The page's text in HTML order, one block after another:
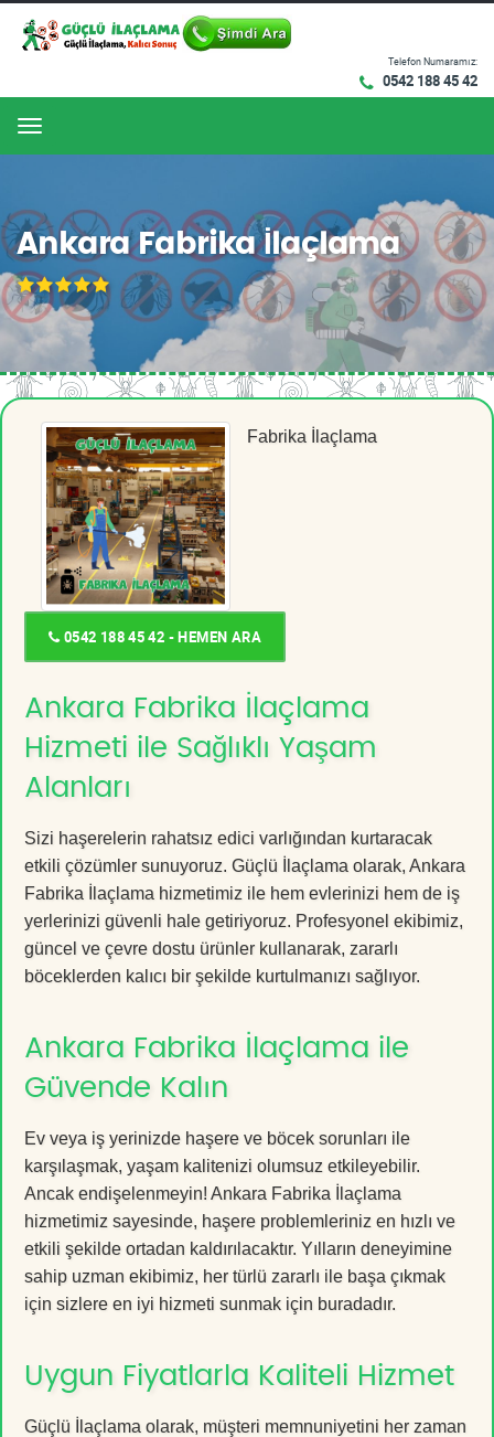
Telefon Numaramız:
0542 188 45 42
Menu
Ankara Fabrika İlaçlama
Fabrika İlaçlama
0542 188 45 42 - HEMEN ARA
Ankara Fabrika İlaçlama
Hizmeti ile Sağlıklı Yaşam
Alanları
Sizi haşerelerin rahatsız edici varlığından kurtaracak
etkili çözümler sunuyoruz. Güçlü İlaçlama olarak, Ankara
Fabrika İlaçlama hizmetimiz ile hem evlerinizi hem de iş
yerlerinizi güvenli hale getiriyoruz. Profesyonel ekibimiz,
güncel ve çevre dostu ürünler kullanarak, zararlı
böceklerden kalıcı bir şekilde kurtulmanızı sağlıyor.
Ankara Fabrika İlaçlama ile
Güvende Kalın
Ev veya iş yerinizde haşere ve böcek sorunları ile
karşılaşmak, yaşam kalitenizi olumsuz etkileyebilir.
Ancak endişelenmeyin! Ankara Fabrika İlaçlama
hizmetimiz sayesinde, haşere problemleriniz en hızlı ve
etkili şekilde ortadan kaldırılacaktır. Yılların deneyimine
sahip uzman ekibimiz, her türlü zararlı ile başa çıkmak
için sizlere en iyi hizmeti sunmak için buradadır.
Uygun Fiyatlarla Kaliteli Hizmet
Güçlü İlaçlama olarak, müşteri memnuniyetini her zaman